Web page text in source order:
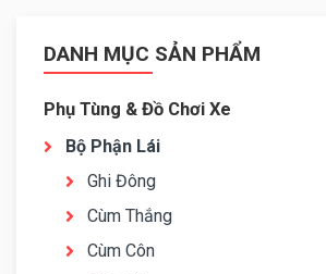
DANH MỤC SẢN PHẨM
Phụ Tùng & Đồ Chơi Xe
Bộ Phận Lái
Ghi Đông
Cùm Thắng
Cùm Côn